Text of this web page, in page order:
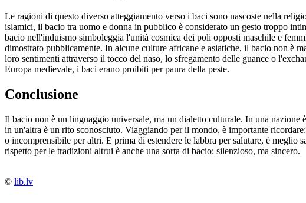
Le ragioni di questo diverso atteggiamento verso i baci sono nascoste nella
islamici, il bacio tra uomo e donna in pubblico è considerato un gesto troppo
bacio nell'induismo simboleggia l'unità cosmica dei poli opposti maschile e
dimostrato pubblicamente. In alcune culture africane e asiatiche, il bacio non è
loro sentimenti attraverso il tocco del naso, lo sfregamento delle guance o
Europa medievale, i baci erano proibiti per paura della peste.
Conclusione
Il bacio non è un linguaggio universale, ma un dialetto culturale. In una nazione
in un'altra è un rito sconosciuto. Viaggiando per il mondo, è importante
o incomprensibile per altri. E prima di estendere le labbra per salutare, è meglio
rispetto per le tradizioni altrui è anche una sorta di bacio: silenzioso, ma sincero.
© lib.lv